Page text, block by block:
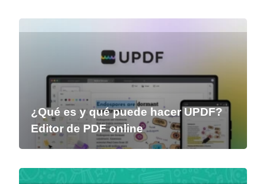
¿Qué es y qué puede hacer UPDF?
Editor de PDF online